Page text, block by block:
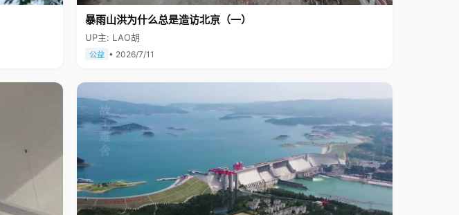
暴雨山洪为什么总是造访北京（一）
UP主: LAO胡
公益 • 2026/7/11